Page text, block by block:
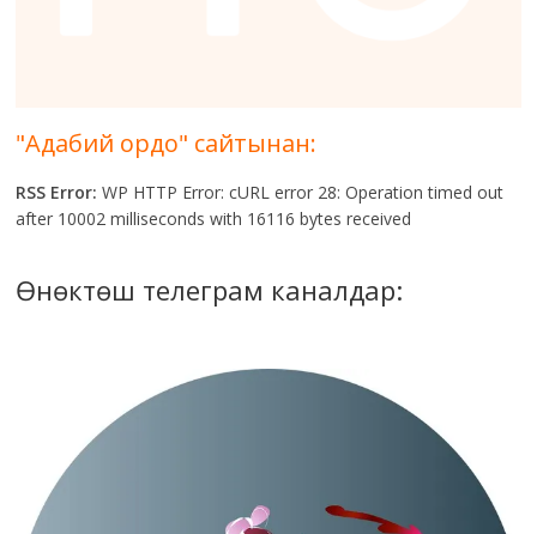
"Адабий ордо" сайтынан:
RSS Error: WP HTTP Error: cURL error 28: Operation timed out
after 10002 milliseconds with 16116 bytes received
Өнөктөш телеграм каналдар: